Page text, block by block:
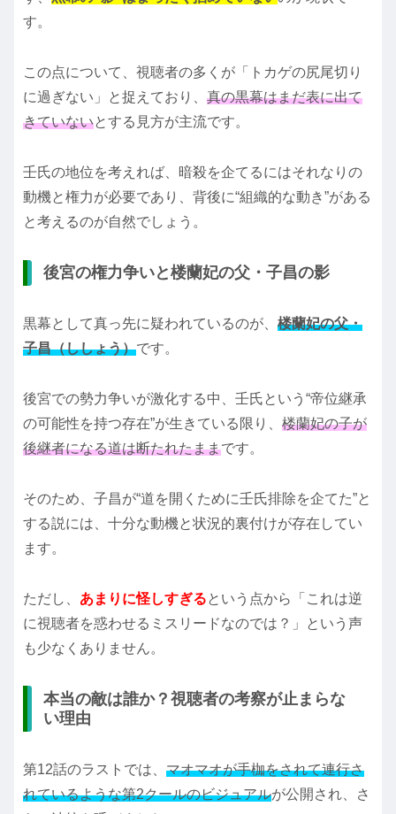
す。
この点について、視聴者の多くが「トカゲの尻尾切り
に過ぎない」と捉えており、 真の黒幕はまだ表に出て
きていないとする見方が主流です。
壬氏の地位を考えれば、暗殺を企てるにはそれなりの
動機と権力が必要であり、背後に“組織的な動き”がある
と考えるのが自然でしょう。
後宮の権力争いと楼蘭妃の父・子昌の影
黒幕として真っ先に疑われているのが、 楼蘭妃の父・
子昌（ししょう）です。
後宮での勢力争いが激化する中、壬氏という“帝位継承
の可能性を持つ存在”が生きている限り、 楼蘭妃の子が
後継者になる道は断たれたままです。
そのため、子昌が“道を開くために壬氏排除を企てた”と
する説には、十分な動機と状況的裏付けが存在してい
ます。
ただし、 あまりに怪しすぎるという点から「これは逆
に視聴者を惑わせるミスリードなのでは？」という声
も少なくありません。
本当の敵は誰か？視聴者の考察が止まらな
い理由
第12話のラストでは、 マオマオが手枷をされて連行さ
れているような第2クールのビジュアルが公開され、さ